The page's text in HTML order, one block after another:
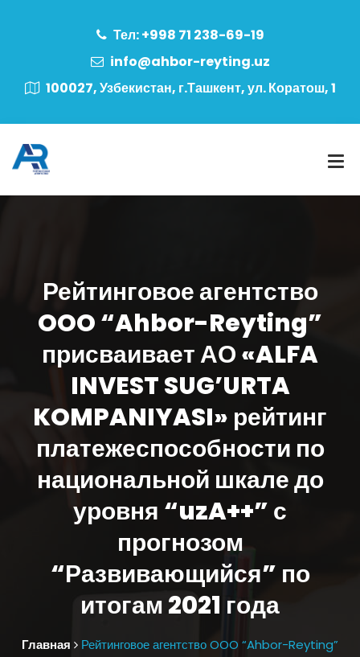
Тел: +998 71 238-69-19
info@ahbor-reyting.uz
100027, Узбекистан, г.Ташкент, ул. Коратош, 1
Рейтинговое агентство
OOO “Ahbor-Reyting”
присваивает АО «ALFA
INVEST SUG’URTA
KOMPANIYASI» рейтинг
платежеспособности по
национальной шкале до
уровня “uzA++” с
прогнозом
“Развивающийся” по
итогам 2021 года
Главная
Рейтинговое агентство OOO “Ahbor-Reyting”